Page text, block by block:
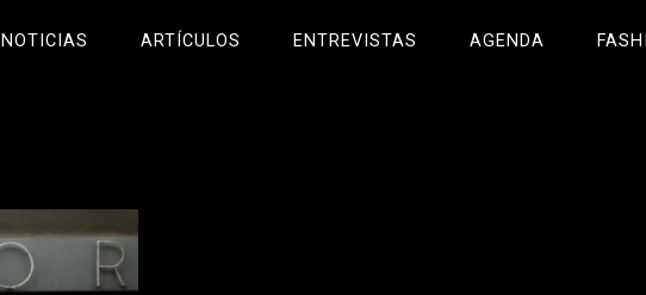
NOTICIAS ARTÍCULOS ENTREVISTAS AGENDA